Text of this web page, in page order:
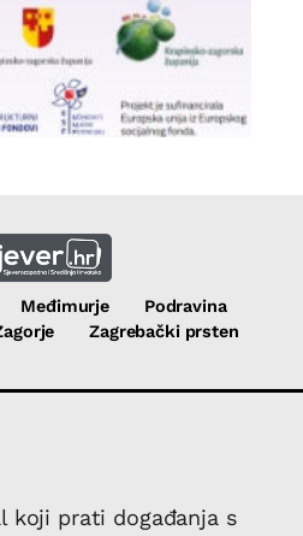
Međimurje
Podravina
Zagrebački prsten
koji prati događanja s